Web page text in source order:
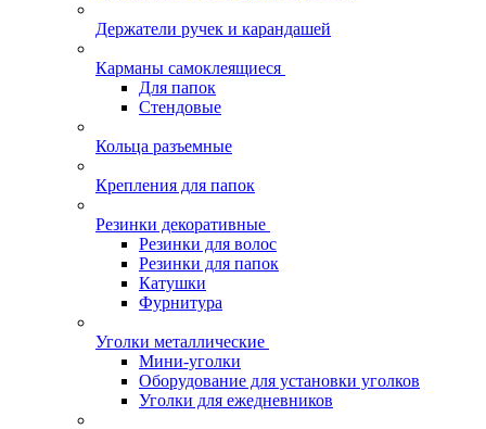
Держатели ручек и карандашей
Карманы самоклеящиеся
Для папок
Стендовые
Кольца разъемные
Крепления для папок
Резинки декоративные
Резинки для волос
Резинки для папок
Катушки
Фурнитура
Уголки металлические
Мини-уголки
Оборудование для установки уголков
Уголки для ежедневников